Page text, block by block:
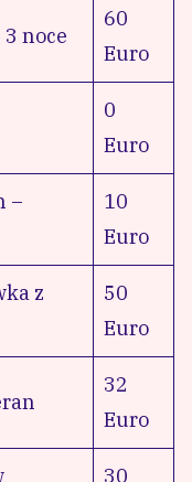
noce
60
Euro
0
Euro
–
10
Euro
z
50
Euro
32
Euro
30